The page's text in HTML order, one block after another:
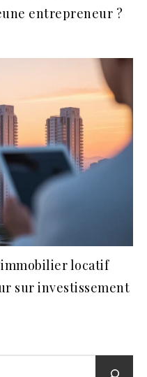
entrepreneur ?
locatif
sur investissement